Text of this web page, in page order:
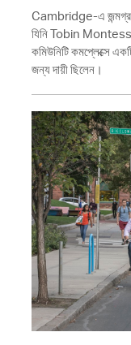
Cambridge-এ
যিনি Tobin
কমিউনিটি কমপ্লেক্সে
জন্য দায়ী ছিলেন।